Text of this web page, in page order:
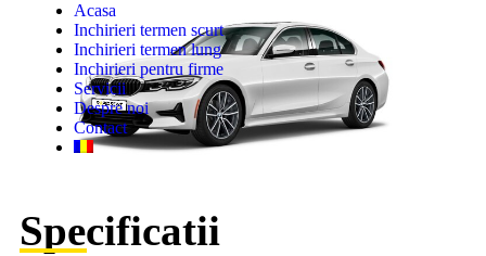
Acasa
Inchirieri termen scurt
Inchirieri termen lung
Inchirieri pentru firme
Servicii
Despre noi
Contact
Specificatii